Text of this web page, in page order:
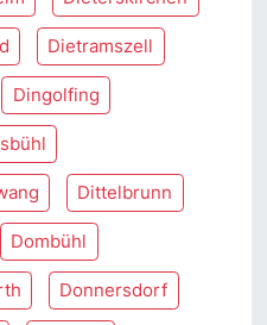
Dietramszell
Dingolfing
Dittelbrunn
Dombühl
Donnersdorf